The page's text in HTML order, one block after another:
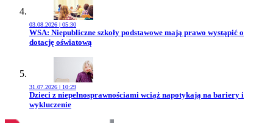
03.08.2026 | 05:30
Przejdź do artykułu:
WSA: Niepubliczne szkoły podstawowe mają prawo wystąpić o
dotację oświatową
31.07.2026 | 10:29
Przejdź do artykułu:
Dzieci z niepełnosprawnościami wciąż napotykają na bariery i
wykluczenie